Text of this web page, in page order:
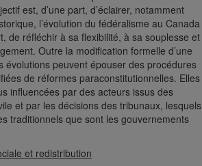
est, d’une part, d’éclairer, notamment
l’évolution du fédéralisme au Canada
de réfléchir à sa flexibilité, à sa souplesse et
Outre la modification formelle d’une
évolutions peuvent épouser des procédures
de réformes paraconstitutionnelles. Elles
influencées par des acteurs issus des
et par les décisions des tribunaux, lesquels
traditionnels que sont les gouvernements
et redistribution